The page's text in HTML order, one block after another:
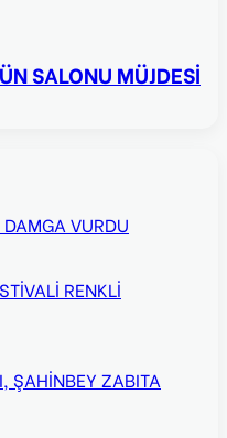
SALONU MÜJDESİ
VURDU
RENKLİ
ŞAHİNBEY ZABITA